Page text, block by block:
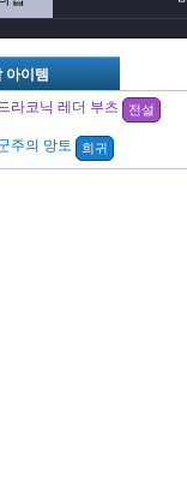
아이템
라코닉 레더 부츠
전설
주의 망토 희귀